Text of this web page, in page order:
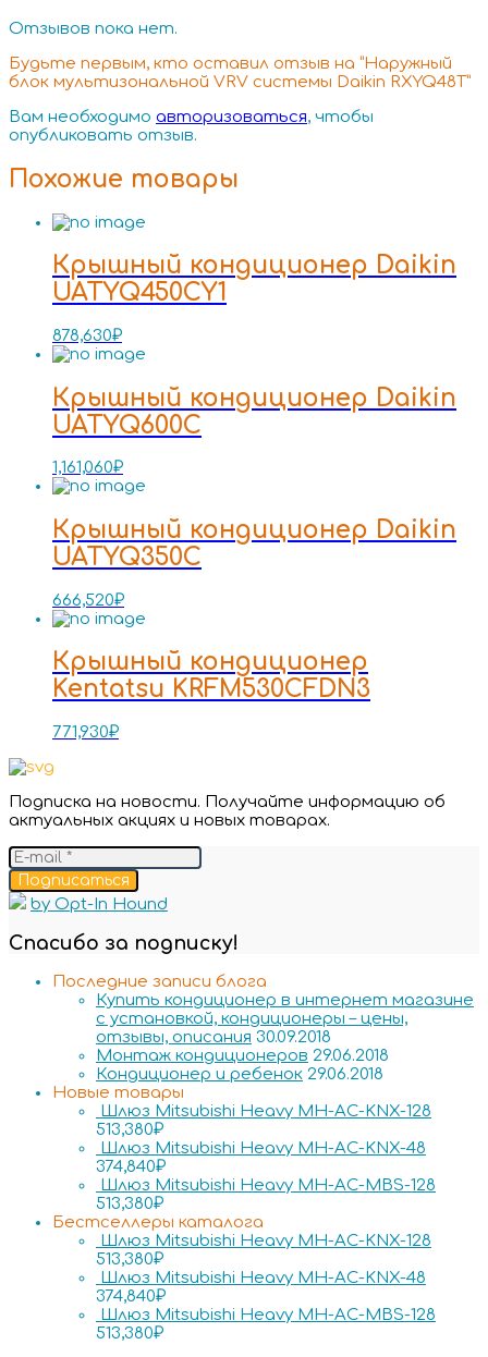
Отзывов пока нет.
Будьте первым, кто оставил отзыв на “Наружный
блок мультизональной VRV системы Daikin RXYQ48T”
Вам необходимо авторизоваться, чтобы
опубликовать отзыв.
Похожие товары
Крышный кондиционер Daikin
UATYQ450CY1
878,630₽
Крышный кондиционер Daikin
UATYQ600C
1,161,060₽
Крышный кондиционер Daikin
UATYQ350C
666,520₽
Крышный кондиционер
Kentatsu KRFM530CFDN3
771,930₽
Подписка на новости. Получайте информацию об
актуальных акциях и новых товарах.
Подписаться
by Opt-In Hound
Спасибо за подписку!
Последние записи блога
Купить кондиционер в интернет магазине
с установкой, кондиционеры – цены,
отзывы, описания 30.09.2018
Монтаж кондиционеров 29.06.2018
Кондиционер и ребенок 29.06.2018
Новые товары
Шлюз Mitsubishi Heavy MH-AC-KNX-128
513,380₽
Шлюз Mitsubishi Heavy MH-AC-KNX-48
374,840₽
Шлюз Mitsubishi Heavy MH-AC-MBS-128
513,380₽
Бестселлеры каталога
Шлюз Mitsubishi Heavy MH-AC-KNX-128
513,380₽
Шлюз Mitsubishi Heavy MH-AC-KNX-48
374,840₽
Шлюз Mitsubishi Heavy MH-AC-MBS-128
513,380₽